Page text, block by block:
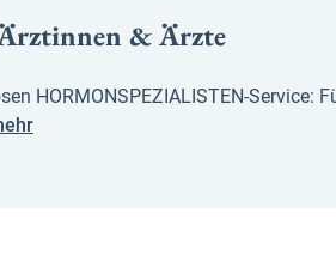
& Ärzte
HORMONSPEZIALISTEN-Service: